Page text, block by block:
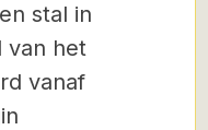
stal in
van het
vanaf